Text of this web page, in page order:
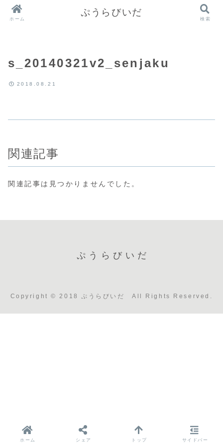
s_20140321v2_senjaku
2018.08.21
関連記事
関連記事は見つかりませんでした。
ぷうらびいだ
Copyright © 2018 ぷうらびいだ All Rights Reserved.
ホーム
ぷうらびいだ
検索
ホーム シェア トップ サイドバー